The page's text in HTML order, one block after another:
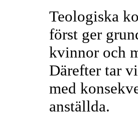
Teologiska
först ger
kvinnor och
Därefter tar
med
anställda.